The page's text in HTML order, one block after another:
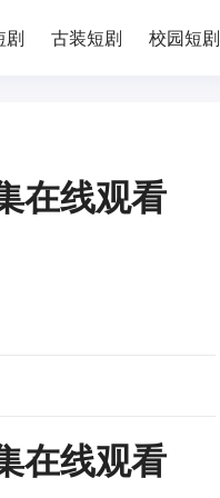
剧 古装短剧 校园短剧
在线观看
在线观看